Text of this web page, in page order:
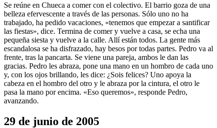
Se reúne en Chueca a comer con el colectivo. El barrio goza de una
belleza efervescente a través de las personas. Sólo uno no ha
trabajado, ha pedido vacaciones, «tenemos que empezar a santificar
las fiestas», dice. Termina de comer y vuelve a casa, se echa una
pequeña siesta y vuelve a la calle. Allí están todos. La gente más
escandalosa se ha disfrazado, hay besos por todas partes. Pedro va al
frente, tras la pancarta. Se viene una pareja, ambos le dan las
gracias. Pedro les abraza, pone una mano en un hombro de cada uno
y, con los ojos brillando, les dice: ¿Sois felices? Uno apoya la
cabeza en el hombro del otro y le abraza por la cintura, el otro le
pasa la mano por encima. «Eso queremos», responde Pedro,
avanzando.
29 de junio de 2005